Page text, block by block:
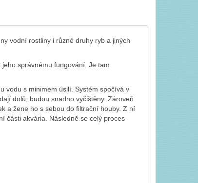
vodní rostliny i různé druhy ryb a jiných
správnému fungování. Je tam
vodu s minimem úsilí. Systém spočívá v
dolů, budou snadno vyčištěny. Zároveň
a žene ho s sebou do filtrační houby. Z ní
části akvária. Následně se celý proces